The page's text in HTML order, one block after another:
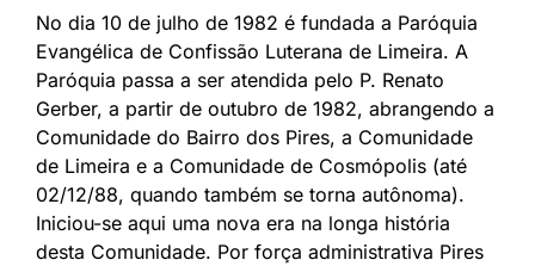
No dia 10 de julho de 1982 é fundada a Paróquia
Evangélica de Confissão Luterana de Limeira. A
Paróquia passa a ser atendida pelo P. Renato
Gerber, a partir de outubro de 1982, abrangendo a
Comunidade do Bairro dos Pires, a Comunidade
de Limeira e a Comunidade de Cosmópolis (até
02/12/88, quando também se torna autônoma).
Iniciou-se aqui uma nova era na longa história
desta Comunidade. Por força administrativa Pires